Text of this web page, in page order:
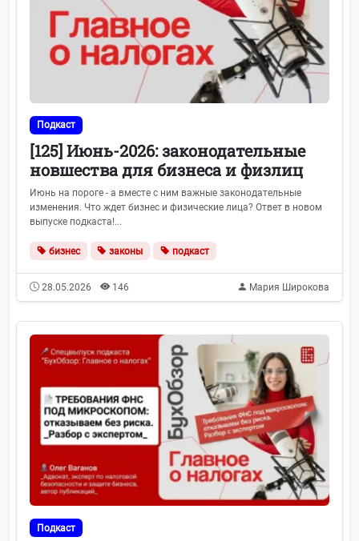
Подкаст
[125] Июнь-2026: законодательные
новшества для бизнеса и физлиц
Июнь на пороге - а вместе с ним важные законодательные
изменения. Что ждет бизнес и физические лица? Ответ в новом
выпуске подкаста!...
бизнес законы подкаст
28.05.2026 146 Мария Широкова
Подкаст